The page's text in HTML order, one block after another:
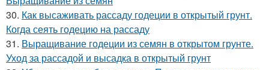
30. Как высаживать рассаду годеции в открытый грунт.
Когда сеять годецию на рассаду
31. Выращивание годеции из семян в открытом грунте.
Уход за рассадой и высадка в открытый грунт